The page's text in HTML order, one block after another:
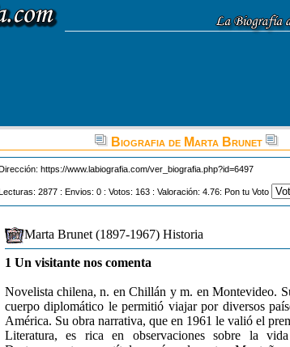
Biografia de Marta Brunet
https://www.labiografia.com/ver_biografia.php?id=6497
2877 : Envios: 0 : Votos: 163 : Valoración: 4.76: Pon tu Voto
Marta Brunet (1897-1967) Historia
1 Un visitante nos comenta
Novelista chilena, n. en Chillán y m. en Montevideo.
cuerpo diplomático le permitió viajar por diversos
América. Su obra narrativa, que en 1961 le valió el
Literatura, es rica en observaciones sobre la